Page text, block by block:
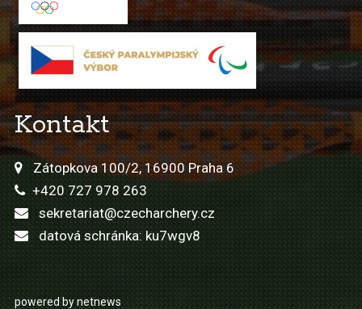
Kontakt
Zátopkova 100/2, 16900 Praha 6
+420 727 978 263
sekretariat@czecharchery.cz
datová schránka: ku7wgv8
powered by netnews